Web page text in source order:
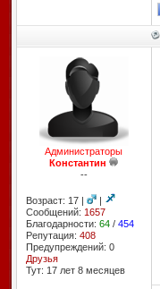
Администраторы
Константин
--
Возраст: 17 |
|
Сообщений: 1657
Благодарности: 64/ 454
Репутация: 408
Предупреждений: 0
Друзья
Тут: 17 лет 8 месяцев